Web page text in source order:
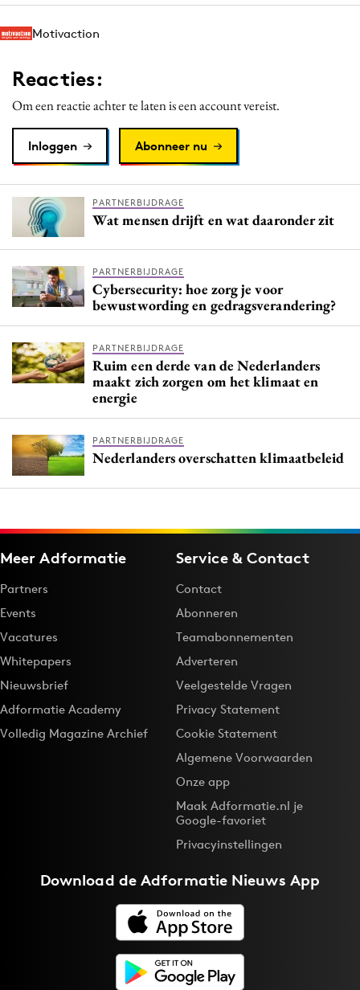
Motivaction
Reacties:
Om een reactie achter te laten is een account vereist.
Inloggen Abonneer nu
PARTNERBIJDRAGE
Wat mensen drijft en wat daaronder zit
PARTNERBIJDRAGE
Cybersecurity: hoe zorg je voor
bewustwording en gedragsverandering?
PARTNERBIJDRAGE
Ruim een derde van de Nederlanders
maakt zich zorgen om het klimaat en
energie
PARTNERBIJDRAGE
Nederlanders overschatten klimaatbeleid
Meer Adformatie
Partners
Events
Vacatures
Whitepapers
Nieuwsbrief
Adformatie Academy
Volledig Magazine Archief
Service & Contact
Contact
Abonneren
Teamabonnementen
Adverteren
Veelgestelde Vragen
Privacy Statement
Cookie Statement
Algemene Voorwaarden
Onze app
Maak Adformatie.nl je
Google-favoriet
Privacyinstellingen
Download deAdformatie Nieuws App